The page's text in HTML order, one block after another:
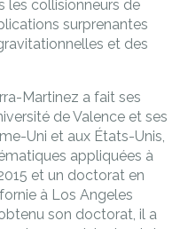
les collisionneurs de
surprenantes
et des
Martinez a fait ses
de Valence et ses
Uni et aux États-Unis,
appliquées à
et un doctorat en
à Los Angeles
son doctorat, il a